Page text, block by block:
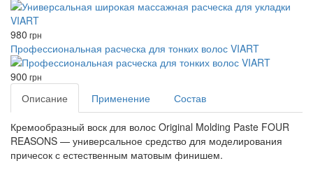
980 грн
Профессиональная расческа для тонких волос VIART
900 грн
Описание Применение Состав
Кремообразный воск для волос Original Molding Paste FOUR
REASONS — универсальное средство для моделирования
причесок с естественным матовым финишем.